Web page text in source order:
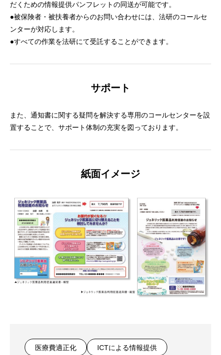
だくための情報提供パンフレットの同送が可能です。
●被保険者・被扶養者からのお問い合わせには、法研のコールセ
ンターが対応します。
●すべての作業を法研にて受託することができます。
サポート
また、通知書に関する疑問を解決する専用のコールセンターを設
置することで、サポート体制の充実を図っております。
紙面イメージ
医療費適正化 ICTによる情報提供